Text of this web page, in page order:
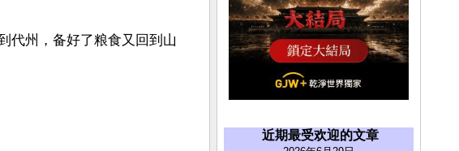
代州，备好了粮食又回到山
近期最受欢迎的文章